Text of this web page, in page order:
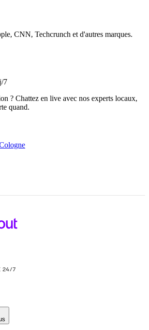
CNN, Techcrunch et d'autres marques.
7
? Chattez en live avec nos experts locaux,
quand.
24/7